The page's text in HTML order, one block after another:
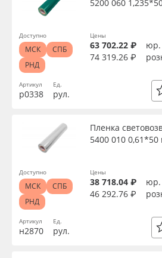
Артикул
р0338
5200 060
Ед.
рул.
Цены
63 702.22 ₽
юр.
74 319.26 ₽
Доступно
МСК
СПБ
РНД
Артикул
н2870
Пленка
5400 010 0,61*50
Ед.
рул.
Цены
38 718.04 ₽
юр.
46 292.76 ₽
Доступно
МСК
СПБ
РНД